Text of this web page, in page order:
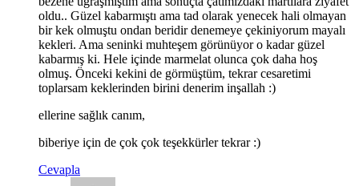
oldu.. Güzel kabarmıştı ama tad olarak yenecek hali olmayan
bir kek olmuştu ondan beridir denemeye çekiniyorum mayalı
kekleri. Ama seninki muhteşem görünüyor o kadar güzel
kabarmış ki. Hele içinde marmelat olunca çok daha hoş
olmuş. Önceki kekini de görmüştüm, tekrar cesaretimi
toplarsam keklerinden birini denerim inşallah :)
ellerine sağlık canım,
biberiye için de çok çok teşekkürler tekrar :)
Cevapla